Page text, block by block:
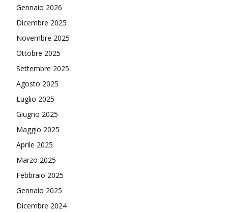
Gennaio 2026
Dicembre 2025
Novembre 2025
Ottobre 2025
Settembre 2025
Agosto 2025
Luglio 2025
Giugno 2025
Maggio 2025
Aprile 2025
Marzo 2025
Febbraio 2025
Gennaio 2025
Dicembre 2024